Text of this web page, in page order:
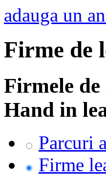
adauga un
Firme de
Firmele de
Hand in
Parcuri
Firme